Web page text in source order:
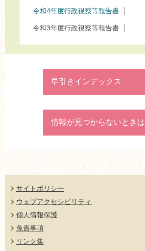
令和4年度行政視察等報告書
令和3年度行政視察等報告書
早引きインデックス
情報が見つからないときは
サイトポリシー
ウェブアクセシビリティ
個人情報保護
免責事項
リンク集